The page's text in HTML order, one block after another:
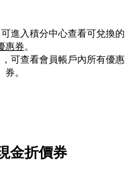
進入積分中心查看可兌換的
惠券。
，可查看會員帳戶內所有優惠
券。
金折價券